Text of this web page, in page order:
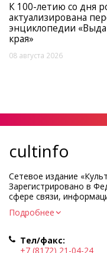
К 100-летию со дня
актуализирована
энциклопедии
края»
08 августа 2026
cultinfo
Сетевое издание
Зарегистрировано в
сфере связи,
коммуникаций.
Регистрационный
Учредитель КУ ВО
Подробнее
Тел/факс:
+7 (8172) 21-04-24